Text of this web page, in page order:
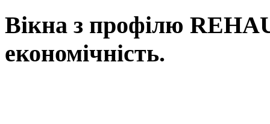
Вікна з профілю
економічність.